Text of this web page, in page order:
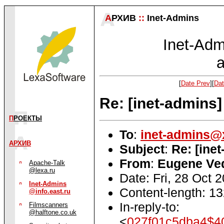
П РОЕКТЫ
АРХИВ
Apache-Talk
@lexa.ru
Inet-Admins
@info.east.ru
Filmscanners
@halftone.co.uk
АРХИВ :: Inet-Admins
Inet-
[Date Prev][
Re: [inet-
To: inet-
Subject: Re:
From: Eugene
Date: Fri, 28 Oct
Content-length:
In-reply-to: